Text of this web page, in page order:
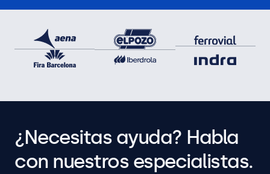
¿Necesitas ayuda? Habla
con nuestros especialistas.